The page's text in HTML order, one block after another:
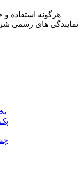
هرگونه استفاده و
نمایندگی های رسمی